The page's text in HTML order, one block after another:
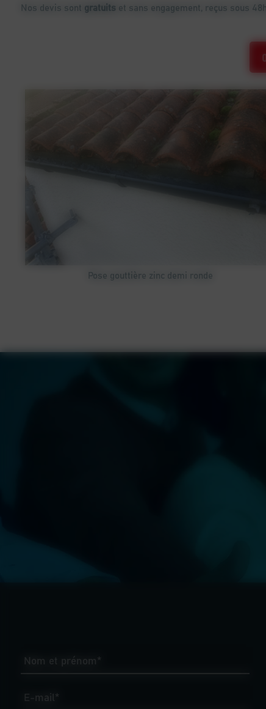
Nos devis sont gratuits et sans engagement, reçus sous
Pose gouttière zinc demi ronde
Nom et prénom*
E-mail*